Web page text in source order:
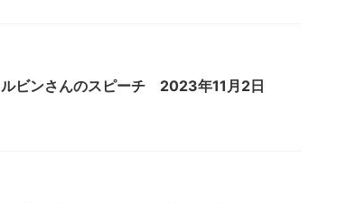
ビンさんのスピーチ 2023年11月2日